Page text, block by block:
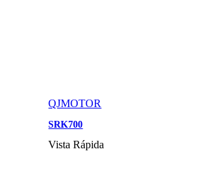
QJMOTOR
SRK700
Vista Rápida